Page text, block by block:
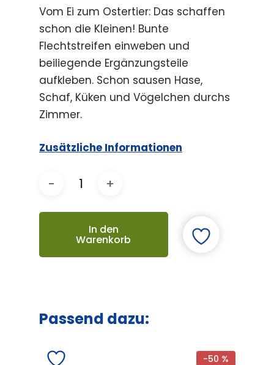
Vom Ei zum Ostertier: Das schaffen
schon die Kleinen! Bunte
Flechtstreifen einweben und
beiliegende Ergänzungsteile
aufkleben. Schon sausen Hase,
Schaf, Küken und Vögelchen durchs
Zimmer.
Zusätzliche Informationen
In den
Warenkorb
Passend dazu:
-50 %